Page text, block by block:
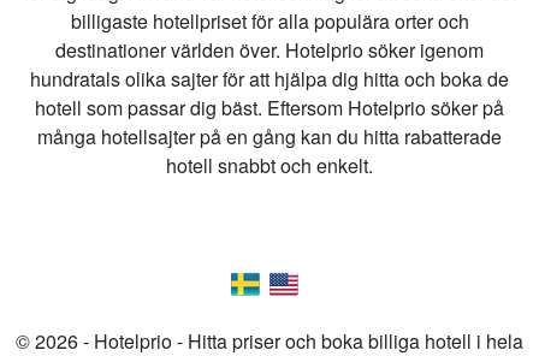
billigaste hotellpriset för alla populära orter och
destinationer världen över. Hotelprio söker igenom
hundratals olika sajter för att hjälpa dig hitta och boka de
hotell som passar dig bäst. Eftersom Hotelprio söker på
många hotellsajter på en gång kan du hitta rabatterade
hotell snabbt och enkelt.
© 2026 - Hotelprio - Hitta priser och boka billiga hotell i hela